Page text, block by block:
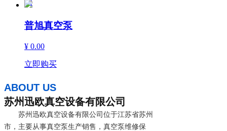
们
普旭真空泵
¥ 0.00
立即购买
ABOUT US
苏州迅欧真空设备有限公司
苏州迅欧真空设备有限公司位于江苏省苏州
市，主要从事真空泵生产销售，真空泵维修保